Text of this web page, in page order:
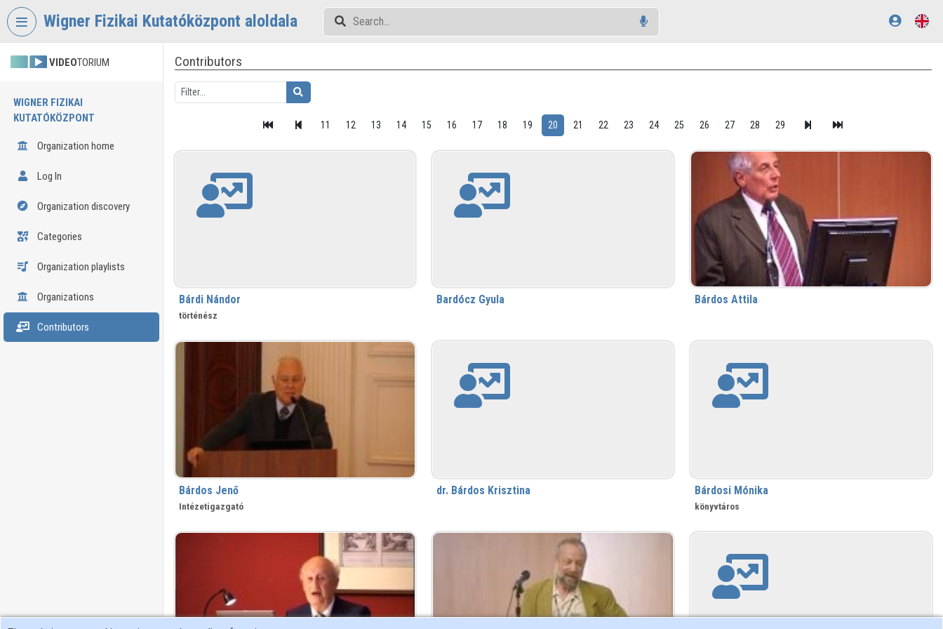
Skip header
Wigner Fizikai Kutatóközpont aloldala
VIDEOTORIUM
WIGNER FIZIKAI
KUTATÓKÖZPONT
Organization home
Log In
Organization discovery
Categories
Organization playlists
Organizations
Contributors
Contributors
11 12 13 14 15 16 17 18 19 20 21 22 23 24 25 26 27 28 29
Bárdi Nándor
történész
Bardócz Gyula Bárdos Attila
Bárdos Jenő
Intézetigazgató
dr. Bárdos Krisztina Bárdosi Mónika
könyvtáros